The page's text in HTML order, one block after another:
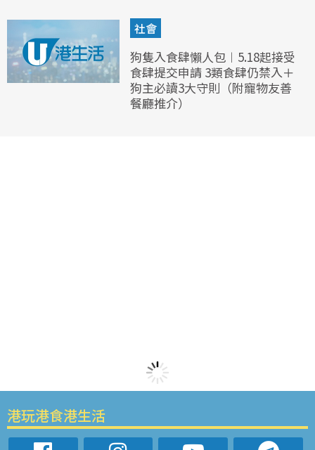
社會
狗隻入食肆懶人包︱5.18起接受
食肆提交申請 3類食肆仍禁入＋
狗主必讀3大守則（附寵物友善
餐廳推介）
港玩港食港生活